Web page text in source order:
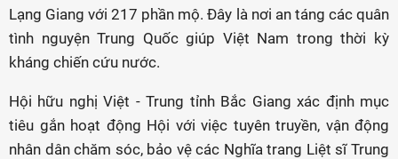
Lạng Giang với 217 phần mộ. Đây là nơi an táng các quân
tình nguyện Trung Quốc giúp Việt Nam trong thời kỳ
kháng chiến cứu nước.
Hội hữu nghị Việt - Trung tỉnh Bắc Giang xác định mục
tiêu gắn hoạt động Hội với việc tuyên truyền, vận động
nhân dân chăm sóc, bảo vệ các Nghĩa trang Liệt sĩ Trung